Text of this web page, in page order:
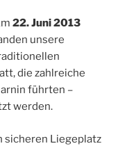
22. Juni 2013
unsere
die zahlreiche
führten –
werden.
sicheren Liegeplatz